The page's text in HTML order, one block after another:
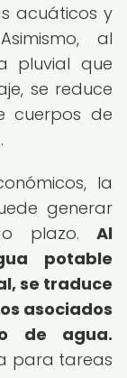
acuáticos y
al
pluvial que
se reduce
cuerpos de
la
generar
plazo. Al
potable
se traduce
asociados
de agua.
para tareas